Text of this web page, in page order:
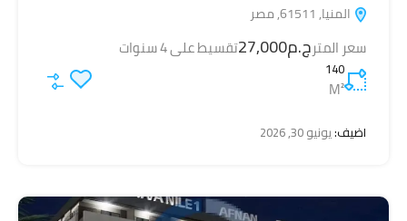
المنيا, 61511, مصر
سعر المترج.م27,000 تقسيط على 4 سنوات
140
M²
اضيف:يونيو 30, 2026